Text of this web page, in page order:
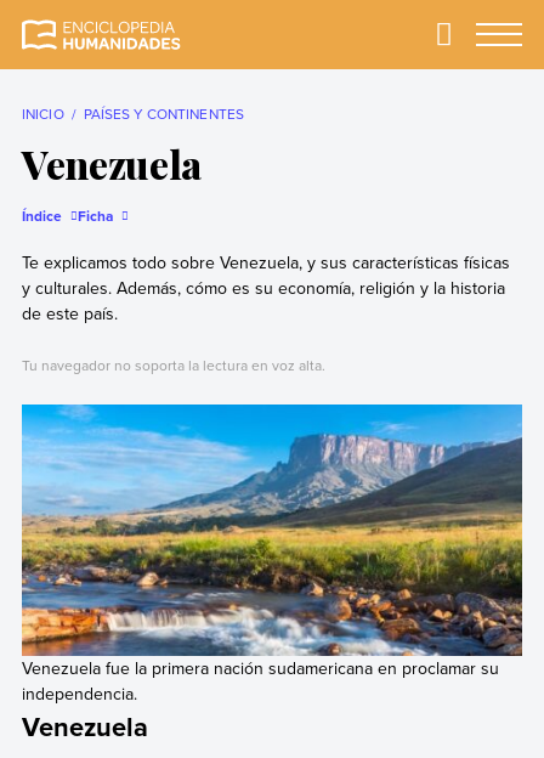
completa y más
Primary
INICIO PAÍSES Y CONTINENTES
Venezuela
Índice Ficha
Te explicamos todo sobre Venezuela, y sus características físicas
y culturales. Además, cómo es su economía, religión y la historia
de este país.
Tu navegador no soporta la lectura en voz alta.
Venezuela fue la primera nación sudamericana en proclamar su
independencia.
Venezuela